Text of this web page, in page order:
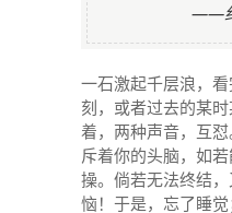
——
一石激起千层浪，
刻，或者过去的某
着，两种声音，互
斥着你的头脑，如
操。倘若无法终结
恼！于是，忘了睡觉